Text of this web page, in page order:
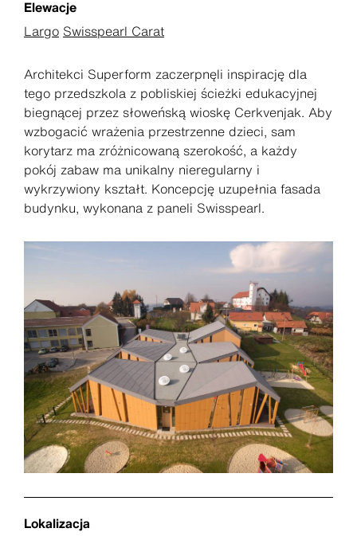
Elewacje
Largo Swisspearl Carat
Architekci Superform zaczerpnęli inspirację dla
tego przedszkola z pobliskiej ścieżki edukacyjnej
biegnącej przez słoweńską wioskę Cerkvenjak. Aby
wzbogacić wrażenia przestrzenne dzieci, sam
korytarz ma zróżnicowaną szerokość, a każdy
pokój zabaw ma unikalny nieregularny i
wykrzywiony kształt. Koncepcję uzupełnia fasada
budynku, wykonana z paneli Swisspearl.
Lokalizacja